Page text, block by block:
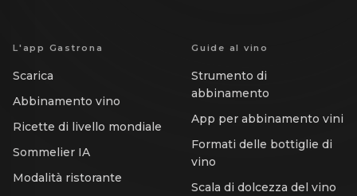
L'app Gastrona
Scarica
Abbinamento vino
Ricette di livello mondiale
Sommelier IA
Modalità ristorante
Guide al vino
Strumento di
abbinamento
App per abbinamento vini
Formati delle bottiglie di
vino
Scala di dolcezza del vino